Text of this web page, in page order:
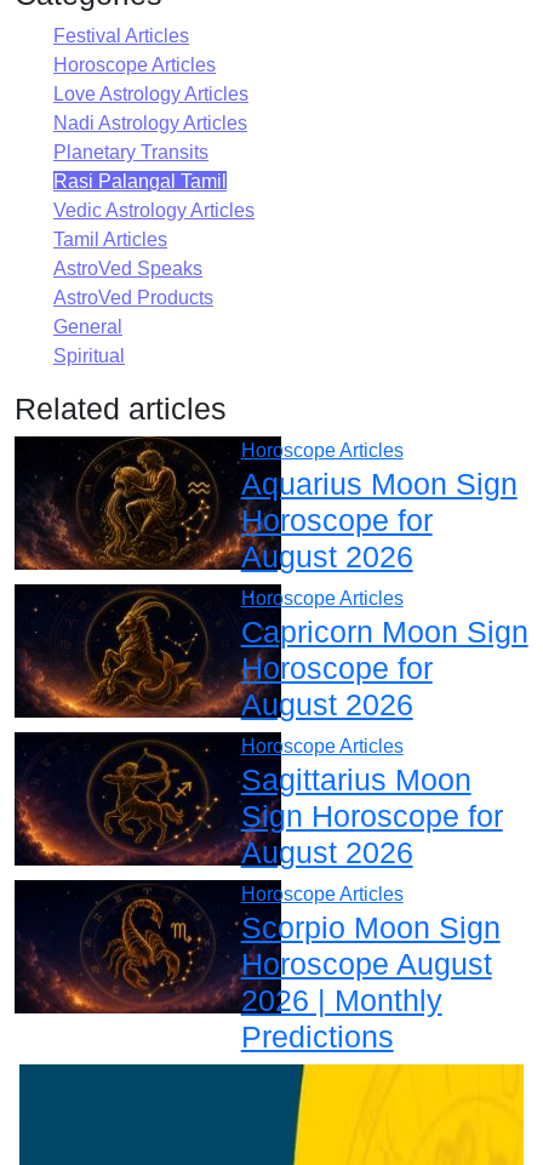
Festival Articles
Horoscope Articles
Love Astrology Articles
Nadi Astrology Articles
Planetary Transits
Rasi Palangal Tamil
Vedic Astrology Articles
Tamil Articles
AstroVed Speaks
AstroVed Products
General
Spiritual
Related articles
Horoscope Articles
Aquarius Moon Sign
Horoscope for
August 2026
Horoscope Articles
Capricorn Moon Sign
Horoscope for
August 2026
Horoscope Articles
Sagittarius Moon
Sign Horoscope for
August 2026
Horoscope Articles
Scorpio Moon Sign
Horoscope August
2026 | Monthly
Predictions